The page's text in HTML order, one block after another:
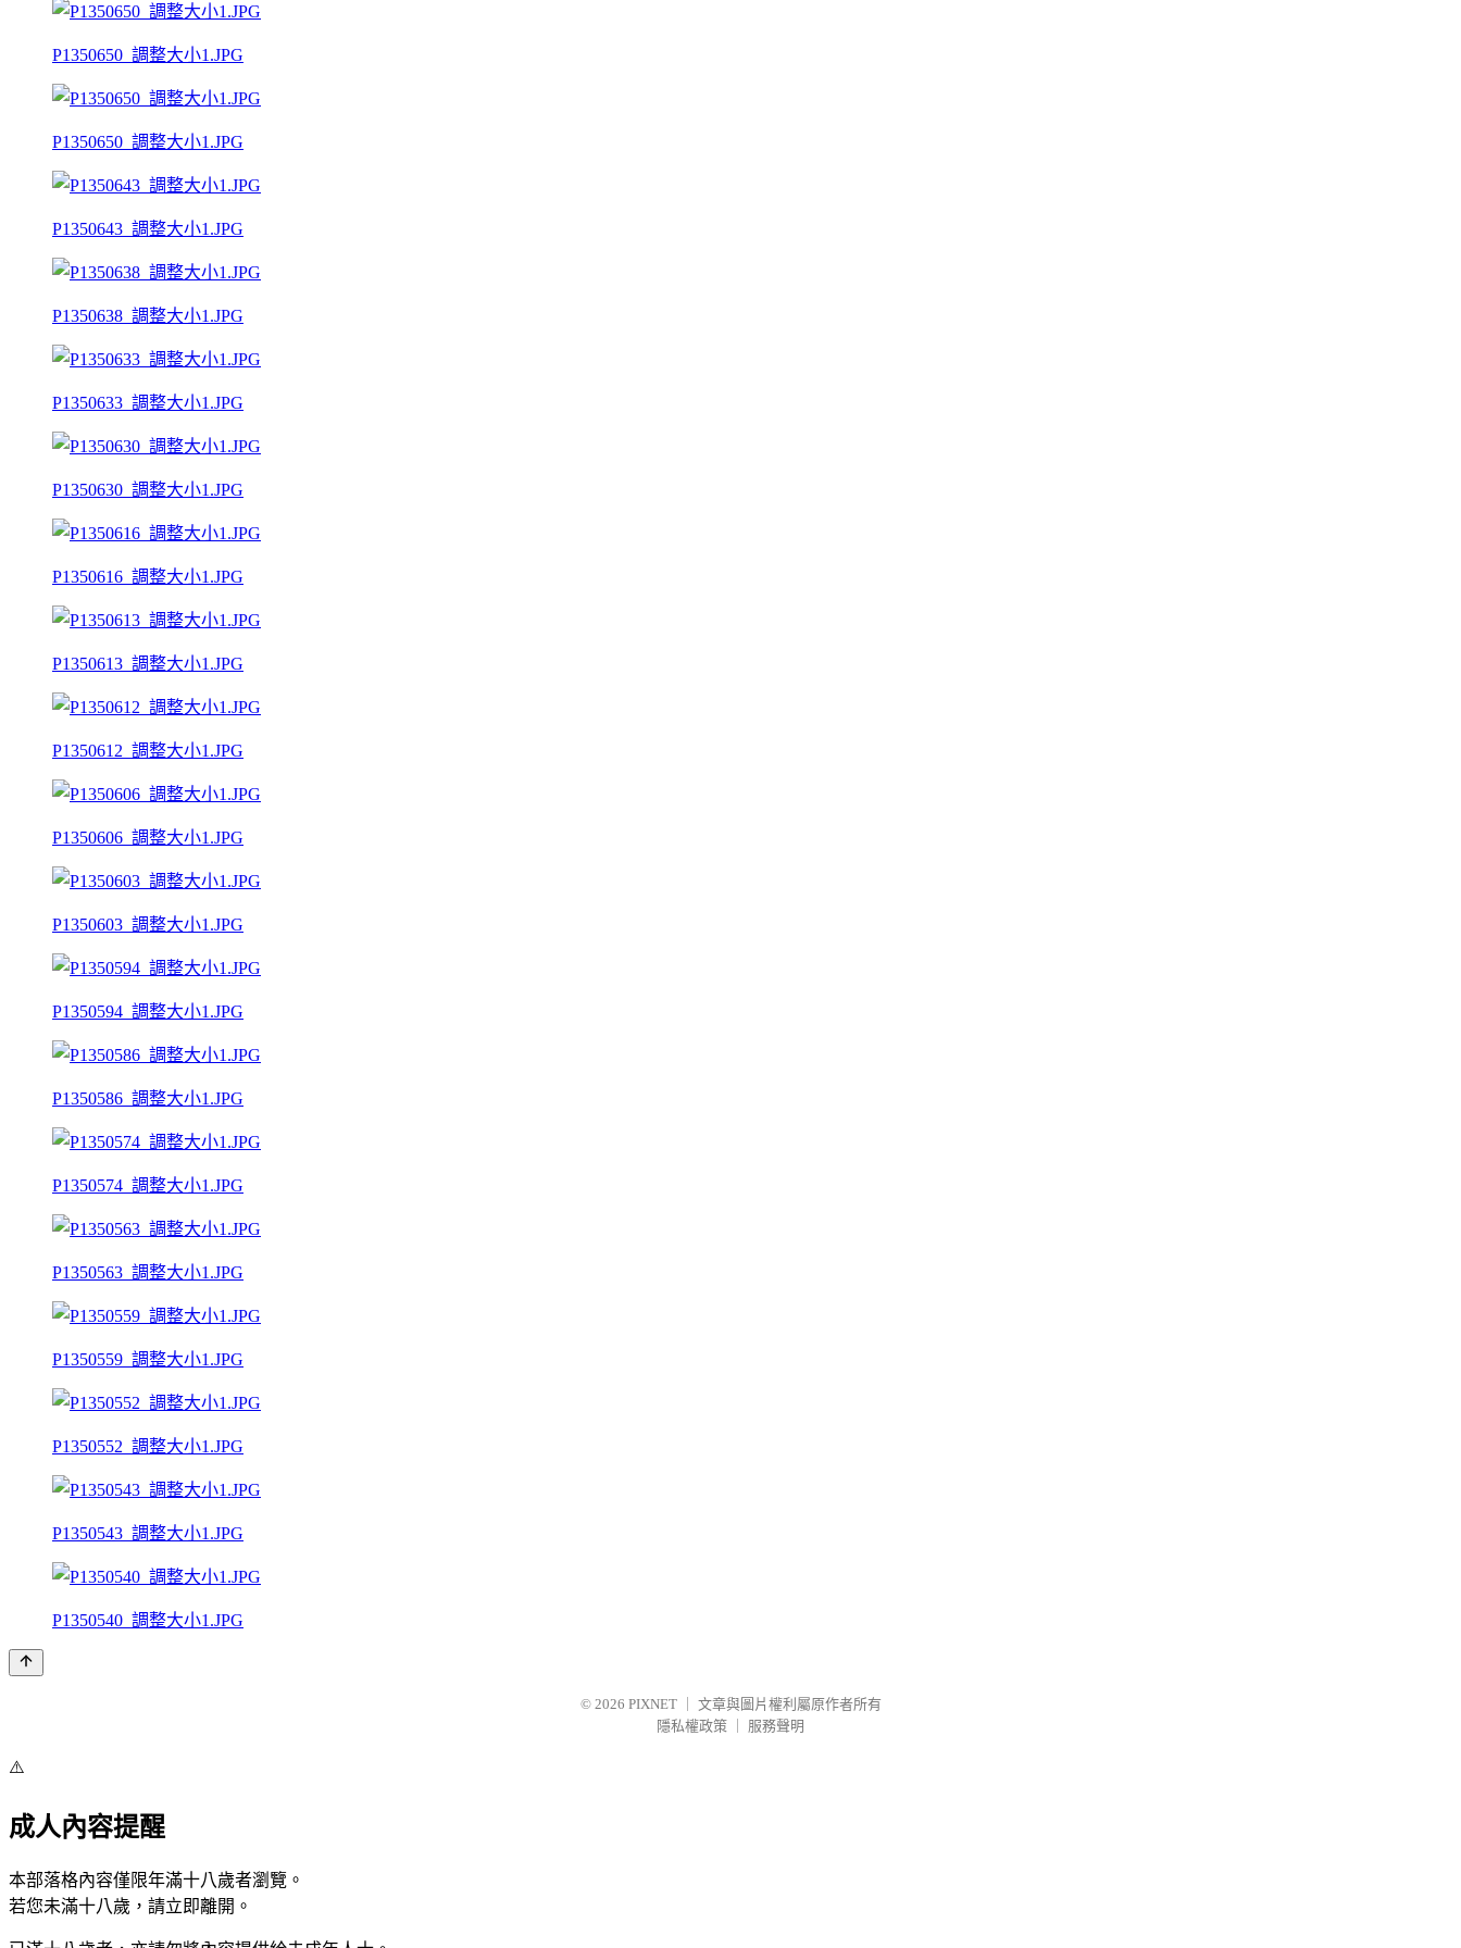
P1350650_調整大小1.JPG
P1350650_調整大小1.JPG
P1350643_調整大小1.JPG
P1350638_調整大小1.JPG
P1350633_調整大小1.JPG
P1350630_調整大小1.JPG
P1350616_調整大小1.JPG
P1350613_調整大小1.JPG
P1350612_調整大小1.JPG
P1350606_調整大小1.JPG
P1350603_調整大小1.JPG
P1350594_調整大小1.JPG
P1350586_調整大小1.JPG
P1350574_調整大小1.JPG
P1350563_調整大小1.JPG
P1350559_調整大小1.JPG
P1350552_調整大小1.JPG
P1350543_調整大小1.JPG
P1350540_調整大小1.JPG
© 2026 PIXNET
文章與圖片權利屬原作者所有
隱私權政策
服務聲明
⚠️
成人內容提醒
本部落格內容僅限年滿十八歲者瀏覽。
若您未滿十八歲，請立即離開。